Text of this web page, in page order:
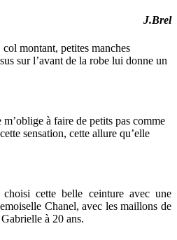
J.Brel
montant, petites manches
sur l’avant de la robe lui donne un
à faire de petits pas comme
sensation, cette allure qu’elle
cette belle ceinture avec une
Chanel, avec les maillons de
à 20 ans.